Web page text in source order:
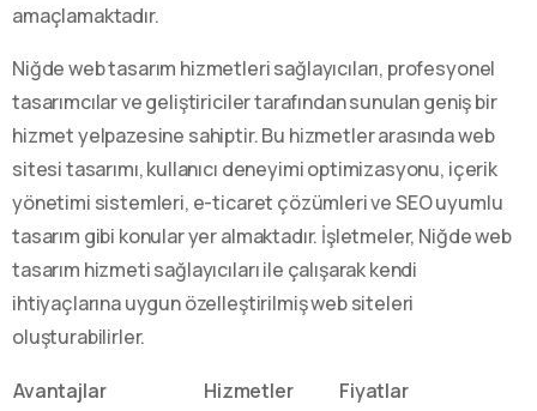
amaçlamaktadır.
Niğde web tasarım hizmetleri sağlayıcıları, profesyonel
tasarımcılar ve geliştiriciler tarafından sunulan geniş bir
hizmet yelpazesine sahiptir. Bu hizmetler arasında web
sitesi tasarımı, kullanıcı deneyimi optimizasyonu, içerik
yönetimi sistemleri, e-ticaret çözümleri ve SEO uyumlu
tasarım gibi konular yer almaktadır. İşletmeler, Niğde web
tasarım hizmeti sağlayıcıları ile çalışarak kendi
ihtiyaçlarına uygun özelleştirilmiş web siteleri
oluşturabilirler.
Avantajlar Hizmetler
Fiyatlar